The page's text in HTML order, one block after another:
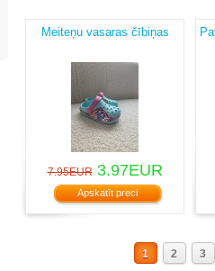
Meiteņu vasaras čībiņas
7.95EUR3.97EUR
Apskatīt preci
1 2 3